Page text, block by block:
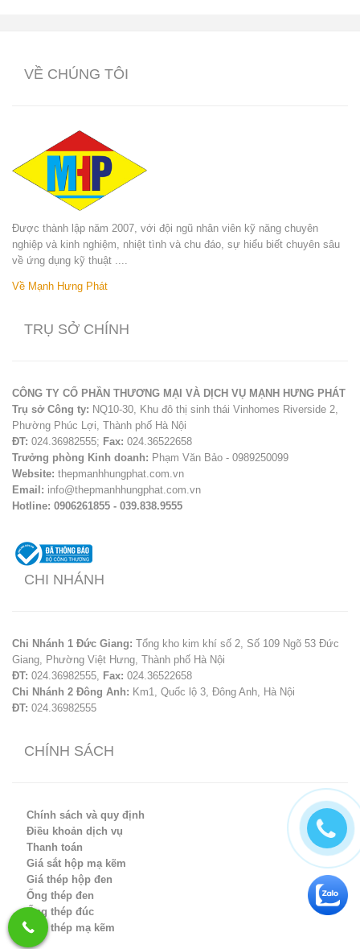
VỀ CHÚNG TÔI
Được thành lập năm 2007, với đội ngũ nhân viên kỹ năng chuyên
nghiệp và kinh nghiệm, nhiệt tình và chu đáo, sự hiểu biết chuyên sâu
về ứng dụng kỹ thuật ....
Về Mạnh Hưng Phát
TRỤ SỞ CHÍNH
CÔNG TY CỔ PHẦN THƯƠNG MẠI VÀ DỊCH VỤ MẠNH HƯNG PHÁT
Trụ sở Công ty: NQ10-30, Khu đô thị sinh thái Vinhomes Riverside 2,
Phường Phúc Lợi, Thành phố Hà Nội
ĐT: 024.36982555; Fax: 024.36522658
Trưởng phòng Kinh doanh: Phạm Văn Bảo - 0989250099
Website: thepmanhhungphat.com.vn
Email: info@thepmanhhungphat.com.vn
Hotline: 0906261855 - 039.838.9555
CHI NHÁNH
Chi Nhánh 1 Đức Giang: Tổng kho kim khí số 2, Số 109 Ngõ 53 Đức
Giang, Phường Việt Hưng, Thành phố Hà Nội
ĐT: 024.36982555, Fax: 024.36522658
Chi Nhánh 2 Đông Anh: Km1, Quốc lộ 3, Đông Anh, Hà Nội
ĐT: 024.36982555
CHÍNH SÁCH
Chính sách và quy định
Điều khoản dịch vụ
Thanh toán
Giá sắt hộp mạ kẽm
Giá thép hộp đen
Ống thép đen
Ống thép đúc
Ống thép mạ kẽm